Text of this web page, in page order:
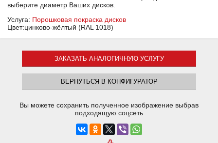
выберите диаметр Ваших дисков.
Услуга: Порошковая покраска дисков
Цвет:цинково-жёлтый (RAL 1018)
ЗАКАЗАТЬ АНАЛОГИЧНУЮ УСЛУГУ
ВЕРНУТЬСЯ В КОНФИГУРАТОР
Вы можете сохранить полученное изображение выбрав
подходящую соцсеть